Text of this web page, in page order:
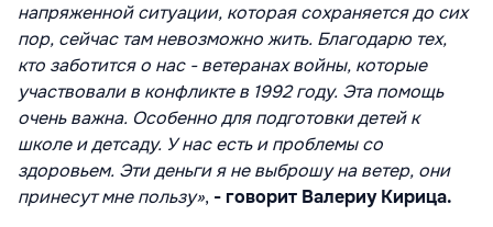
напряженной ситуации, которая сохраняется до сих
пор, сейчас там невозможно жить. Благодарю тех,
кто заботится о нас - ветеранах войны, которые
участвовали в конфликте в 1992 году. Эта помощь
очень важна. Особенно для подготовки детей к
школе и детсаду. У нас есть и проблемы со
здоровьем. Эти деньги я не выброшу на ветер, они
принесут мне пользу», - говорит Валериу Кирица.